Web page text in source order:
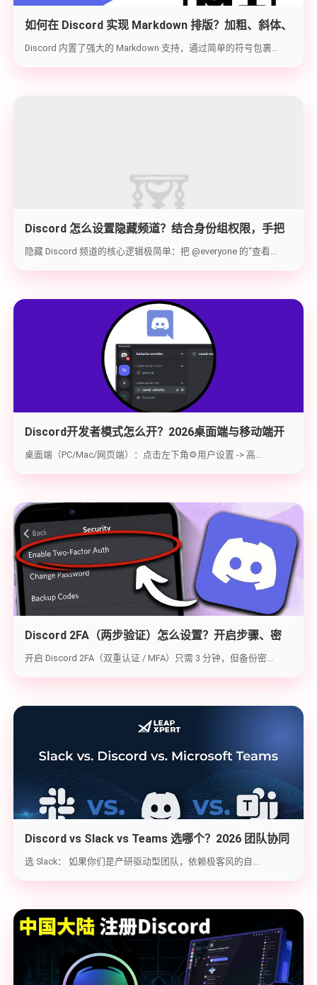
如何在 Discord 实现 Markdown 排版？加粗、斜体、
代码块与隐藏文字教学
Discord 内置了强大的 Markdown 支持，通过简单的符号包裹...
Discord 怎么设置隐藏频道？结合身份组权限，手把
手教你打造 100% 私密的专属频道
隐藏 Discord 频道的核心逻辑极简单：把 @everyone 的“查看...
Discord开发者模式怎么开？2026桌面端与移动端开
启教程与获取ID指南
桌面端（PC/Mac/网页端）：点击左下角⚙️用户设置 -> 高...
Discord 2FA（两步验证）怎么设置？开启步骤、密
钥备份与炸号救急（2026实战版）
开启 Discord 2FA（双重认证 / MFA）只需 3 分钟，但备份密...
Discord vs Slack vs Teams 选哪个？2026 团队协同
工具实战选型指南
选 Slack： 如果你们是产研驱动型团队，依赖极客风的自...